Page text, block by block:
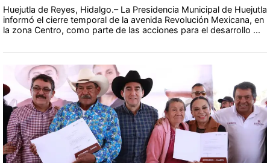
Huejutla de Reyes, Hidalgo.– La Presidencia Municipal de Huejutla
informó el cierre temporal de la avenida Revolución Mexicana, en
la zona Centro, como parte de las acciones para el desarrollo ...